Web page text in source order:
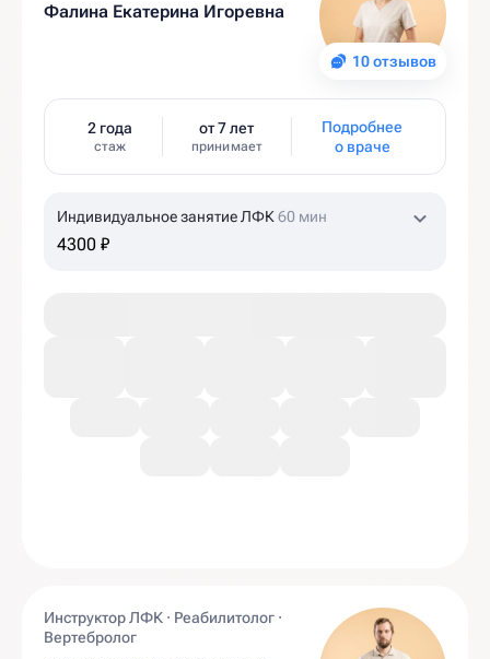
10 отзывов
Фалина Екатерина Игоревна
2 года
стаж
от 7 лет
принимает
Подробнее
о враче
Индивидуальное занятие ЛФК60 мин
4300 ₽
Инструктор ЛФК · Реабилитолог ·
Вертебролог